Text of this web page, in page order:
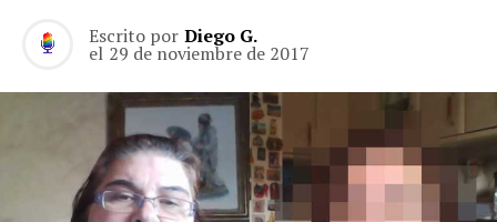
Escrito por Diego G.
el 29 de noviembre de 2017